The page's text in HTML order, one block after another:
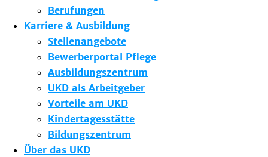
Berufungen
Karriere & Ausbildung
Stellenangebote
Bewerberportal Pflege
Ausbildungszentrum
UKD als Arbeitgeber
Vorteile am UKD
Kindertagesstätte
Bildungszentrum
Über das UKD